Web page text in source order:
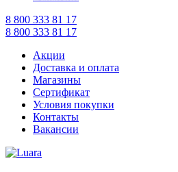
8 800 333 81 17
8 800 333 81 17
Акции
Доставка и оплата
Магазины
Сертификат
Условия покупки
Контакты
Вакансии